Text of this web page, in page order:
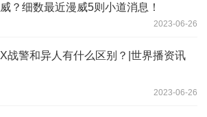
威？细数最近漫威5则小道消息！
2023-06-26
X战警和异人有什么区别？|世界播资讯
2023-06-26